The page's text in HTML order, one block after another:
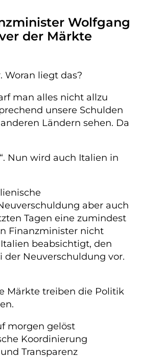
Wolfgang
der Märkte
Woran liegt das?
man alles nicht allzu
unsere Schulden
Ländern sehen. Da
Nun wird auch Italien in
aber auch
Tagen eine zumindest
Finanzminister nicht
beabsichtigt, den
der Neuverschuldung vor.
Märkte treiben die Politik
morgen gelöst
Koordinierung
Transparenz